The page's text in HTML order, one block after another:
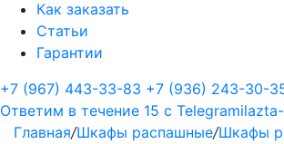
Как заказать
Статьи
Гарантии
+7 (967) 443-33-83 +7 (936) 243-30-
Ответим в течение 15 с Telegram
Главная/Шкафы распашные/Шкафы